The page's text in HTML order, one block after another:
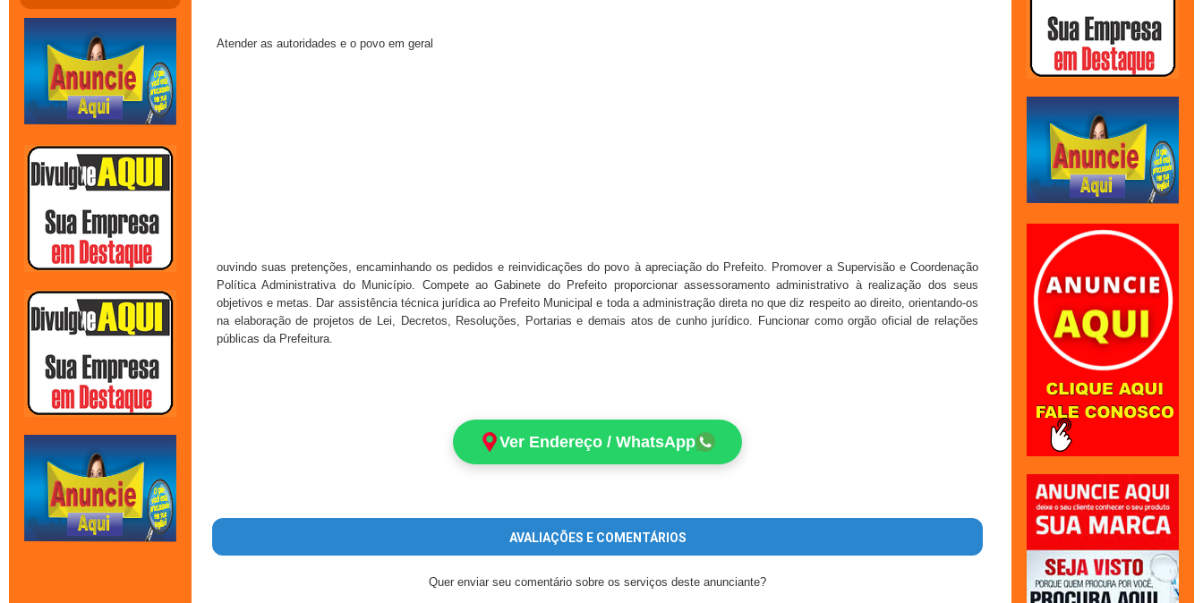
Atender as autoridades e o povo em geral
ouvindo suas pretenções, encaminhando os pedidos e reinvidicações do povo à apreciação do Prefeito. Promover a Supervisão e Coordenação
Política Administrativa do Município. Compete ao Gabinete do Prefeito proporcionar assessoramento administrativo à realização dos seus
objetivos e metas. Dar assistência técnica jurídica ao Prefeito Municipal e toda a administração direta no que diz respeito ao direito, orientando-os
na elaboração de projetos de Lei, Decretos, Resoluções, Portarias e demais atos de cunho jurídico. Funcionar como orgão oficial de relações
públicas da Prefeitura.
Ver Endereço / WhatsApp
AVALIAÇÕES E COMENTÁRIOS
Quer enviar seu comentário sobre os serviços deste anunciante?